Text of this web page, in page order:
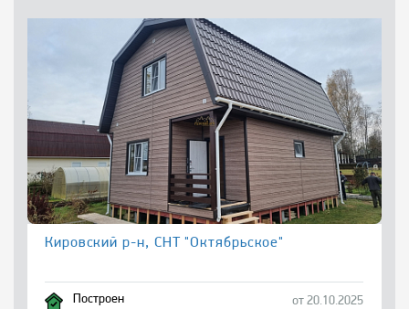
Кировский р-н, СНТ "Октябрьское"
Построен от 20.10.2025